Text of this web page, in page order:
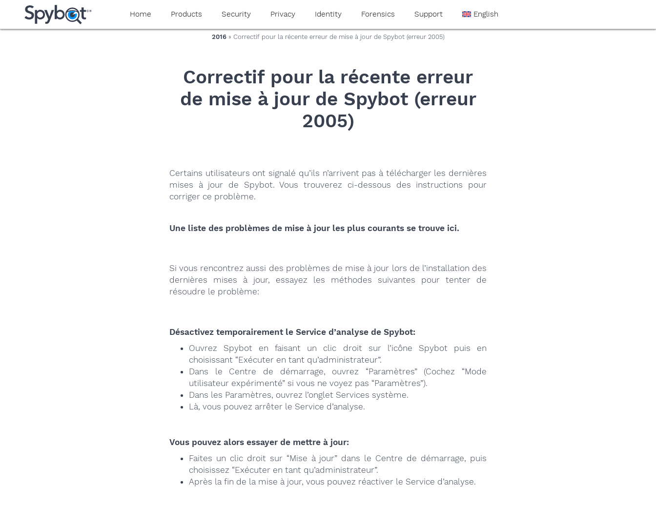
yaaaeag20
Home Products Security Privacy Identity Forensics Support English
2016» Correctif pour la récente erreur de mise à jour de Spybot (erreur 2005)
Correctif pour la récente erreur
de mise à jour de Spybot (erreur
2005)
Certains utilisateurs ont signalé qu’ils n’arrivent pas à télécharger les dernières
mises à jour de Spybot. Vous trouverez ci-dessous des instructions pour
corriger ce problème.
Une liste des problèmes de mise à jour les plus courants se trouve ici.
Si vous rencontrez aussi des problèmes de mise à jour lors de l’installation des
dernières mises à jour, essayez les méthodes suivantes pour tenter de
résoudre le problème:
Désactivez temporairement le Service d’analyse de Spybot:
Ouvrez Spybot en faisant un clic droit sur l’icône Spybot puis en
choisissant “Exécuter en tant qu’administrateur”.
Dans le Centre de démarrage, ouvrez “Paramètres” (Cochez “Mode
utilisateur expérimenté” si vous ne voyez pas “Paramètres”).
Dans les Paramètres, ouvrez l’onglet Services système.
Là, vous pouvez arrêter le Service d’analyse.
Vous pouvez alors essayer de mettre à jour:
Faites un clic droit sur “Mise à jour” dans le Centre de démarrage, puis
choisissez “Exécuter en tant qu’administrateur”.
Après la fin de la mise à jour, vous pouvez réactiver le Service d’analyse.